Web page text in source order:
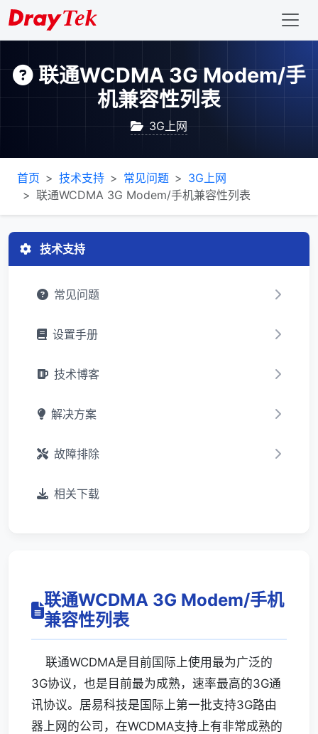
联通WCDMA 3G Modem/手
机兼容性列表
3G上网
首页 技术支持 常见问题
3G上网
联通WCDMA 3G Modem/手机兼容性列表
技术支持
常见问题
设置手册
技术博客
解决方案
故障排除
相关下载
联通WCDMA 3G Modem/手机
兼容性列表
联通WCDMA是目前国际上使用最为广泛的
3G协议，也是目前最为成熟，速率最高的3G通
讯协议。居易科技是国际上第一批支持3G路由
器上网的公司，在WCDMA支持上有非常成熟的